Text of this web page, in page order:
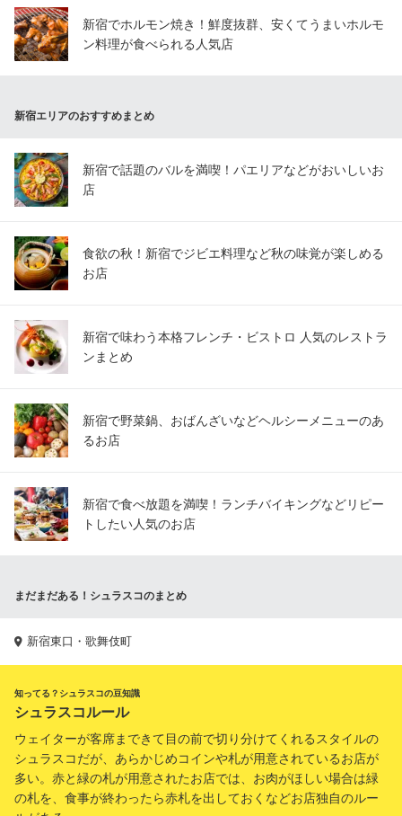
新宿でホルモン焼き！鮮度抜群、安くてうまいホルモ
ン料理が食べられる人気店
新宿エリアのおすすめまとめ
新宿で話題のバルを満喫！パエリアなどがおいしいお
店
食欲の秋！新宿でジビエ料理など秋の味覚が楽しめる
お店
新宿で味わう本格フレンチ・ビストロ 人気のレストラ
ンまとめ
新宿で野菜鍋、おばんざいなどヘルシーメニューのあ
るお店
新宿で食べ放題を満喫！ランチバイキングなどリピー
トしたい人気のお店
まだまだある！シュラスコのまとめ
新宿東口・歌舞伎町
知ってる？シュラスコの豆知識
シュラスコルール
ウェイターが客席まできて目の前で切り分けてくれるスタイルの
シュラスコだが、あらかじめコインや札が用意されているお店が
多い。赤と緑の札が用意されたお店では、お肉がほしい場合は緑
の札を、食事が終わったら赤札を出しておくなどお店独自のルー